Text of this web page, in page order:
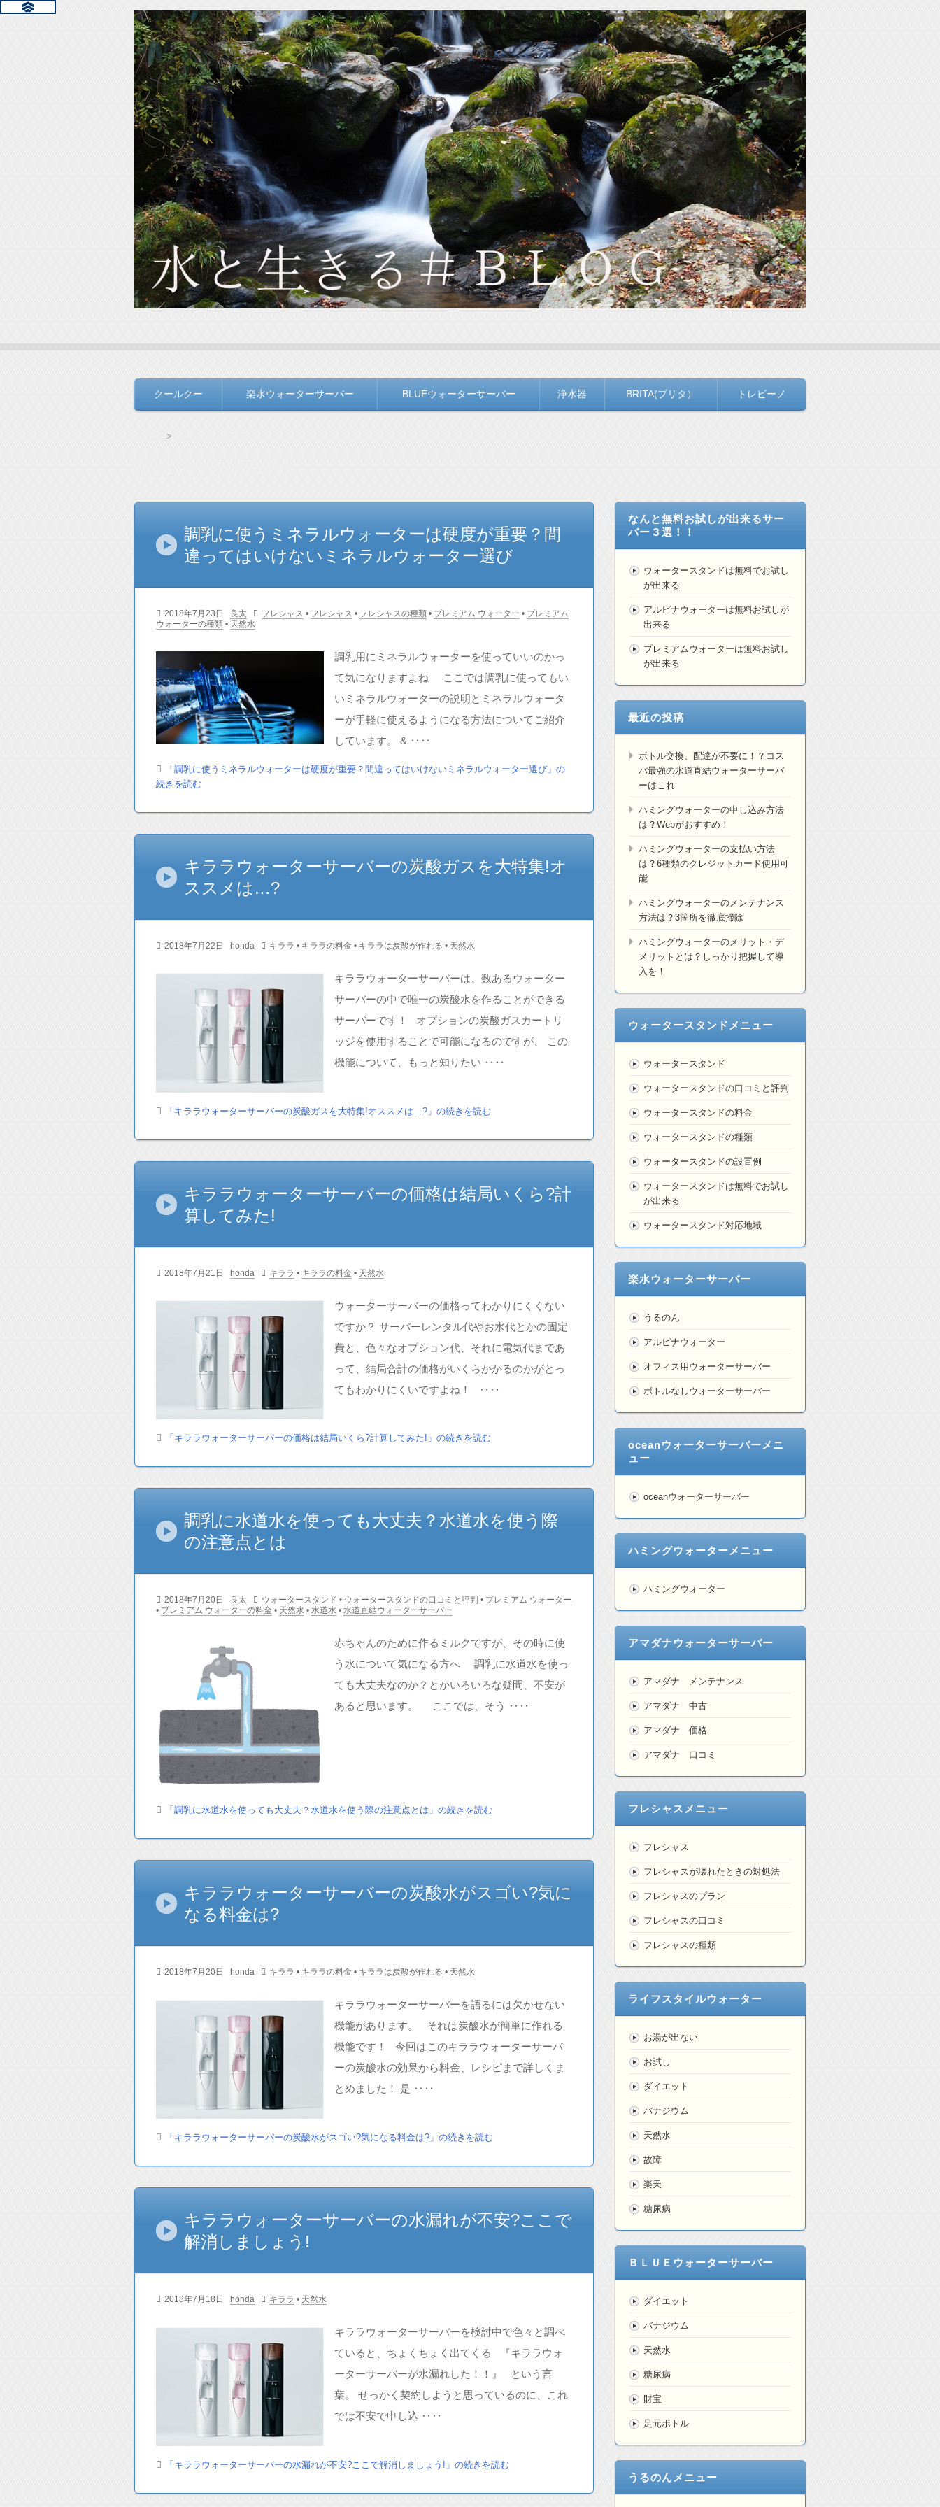
コンテンツへ移動
クールクー 楽水ウォーターサーバー BLUEウォーターサーバー 浄水器 BRITA(ブリタ） トレビーノ
調乳に使うミネラルウォーターは硬度が重要？間
違ってはいけないミネラルウォーター選び
2018年7月23日 良太 フレシャス • フレシャス • フレシャスの種類 • プレミアム ウォーター • プレミアム
ウォーターの種類 • 天然水
調乳用にミネラルウォーターを使っていいのかっ
て気になりますよね ここでは調乳に使ってもい
いミネラルウォーターの説明とミネラルウォータ
ーが手軽に使えるようになる方法についてご紹介
しています。 & ‥‥
「調乳に使うミネラルウォーターは硬度が重要？間違ってはいけないミネラルウォーター選び」の
続きを読む
キララウォーターサーバーの炭酸ガスを大特集!オ
ススメは…?
2018年7月22日 honda キララ • キララの料金 • キララは炭酸が作れる • 天然水
キララウォーターサーバーは、数あるウォーター
サーバーの中で唯一の炭酸水を作ることができる
サーバーです！ オプションの炭酸ガスカートリ
ッジを使用することで可能になるのですが、 この
機能について、もっと知りたい ‥‥
「キララウォーターサーバーの炭酸ガスを大特集!オススメは…?」の続きを読む
キララウォーターサーバーの価格は結局いくら?計
算してみた!
2018年7月21日 honda キララ • キララの料金 • 天然水
ウォーターサーバーの価格ってわかりにくくない
ですか？ サーバーレンタル代やお水代とかの固定
費と、色々なオプション代、それに電気代まであ
って、結局合計の価格がいくらかかるのかがとっ
てもわかりにくいですよね！ ‥‥
「キララウォーターサーバーの価格は結局いくら?計算してみた!」の続きを読む
調乳に水道水を使っても大丈夫？水道水を使う際
の注意点とは
2018年7月20日 良太 ウォータースタンド • ウォータースタンドの口コミと評判 • プレミアム ウォーター
• プレミアム ウォーターの料金 • 天然水 • 水道水 • 水道直結ウォーターサーバー
赤ちゃんのために作るミルクですが、その時に使
う水について気になる方へ 調乳に水道水を使っ
ても大丈夫なのか？とかいろいろな疑問、不安が
あると思います。 ここでは、そう ‥‥
「調乳に水道水を使っても大丈夫？水道水を使う際の注意点とは」の続きを読む
キララウォーターサーバーの炭酸水がスゴい?気に
なる料金は?
2018年7月20日 honda キララ • キララの料金 • キララは炭酸が作れる • 天然水
キララウォーターサーバーを語るには欠かせない
機能があります。 それは炭酸水が簡単に作れる
機能です！ 今回はこのキララウォーターサーバ
ーの炭酸水の効果から料金、レシピまで詳しくま
とめました！ 是 ‥‥
「キララウォーターサーバーの炭酸水がスゴい?気になる料金は?」の続きを読む
キララウォーターサーバーの水漏れが不安?ここで
解消しましょう!
2018年7月18日 honda キララ • 天然水
キララウォーターサーバーを検討中で色々と調べ
ていると、ちょくちょく出てくる 『キララウォ
ーターサーバーが水漏れした！！』 という言
葉。 せっかく契約しようと思っているのに、これ
では不安で申し込 ‥‥
「キララウォーターサーバーの水漏れが不安?ここで解消しましょう!」の続きを読む
なんと無料お試しが出来るサー
バー３選！！
ウォータースタンドは無料でお試し
が出来る
アルピナウォーターは無料お試しが
出来る
プレミアムウォーターは無料お試し
が出来る
最近の投稿
ボトル交換、配達が不要に！？コス
パ最強の水道直結ウォーターサーバ
ーはこれ
ハミングウォーターの申し込み方法
は？Webがおすすめ！
ハミングウォーターの支払い方法
は？6種類のクレジットカード使用可
能
ハミングウォーターのメンテナンス
方法は？3箇所を徹底掃除
ハミングウォーターのメリット・デ
メリットとは？しっかり把握して導
入を！
ウォータースタンドメニュー
ウォータースタンド
ウォータースタンドの口コミと評判
ウォータースタンドの料金
ウォータースタンドの種類
ウォータースタンドの設置例
ウォータースタンドは無料でお試し
が出来る
ウォータースタンド対応地域
楽水ウォーターサーバー
うるのん
アルピナウォーター
オフィス用ウォーターサーバー
ボトルなしウォーターサーバー
oceanウォーターサーバーメニ
ュー
oceanウォーターサーバー
ハミングウォーターメニュー
ハミングウォーター
アマダナウォーターサーバー
アマダナ メンテナンス
アマダナ 中古
アマダナ 価格
アマダナ 口コミ
フレシャスメニュー
フレシャス
フレシャスが壊れたときの対処法
フレシャスのプラン
フレシャスの口コミ
フレシャスの種類
ライフスタイルウォーター
お湯が出ない
お試し
ダイエット
バナジウム
天然水
故障
楽天
糖尿病
ＢＬＵＥウォーターサーバー
ダイエット
バナジウム
天然水
糖尿病
財宝
足元ボトル
うるのんメニュー